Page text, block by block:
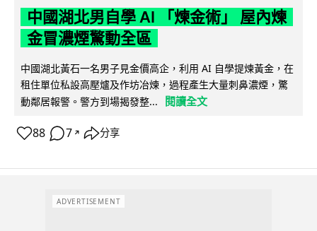
中國湖北男自學 AI 「煉金術」 屋內煉
金冒濃煙驚動全區
中國湖北黃石一名男子見金價高企，利用 AI 自學提煉黃金，在
租住單位私設高壓爐及作坊冶煉，過程產生大量刺鼻濃煙，驚
動鄰居報警。警方到場揭發整...
閱讀全文
88 7 ↗ 分享
ADVERTISEMENT